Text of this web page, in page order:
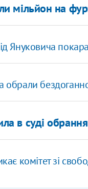
мільйон на
Януковича
обрали
в суді
комітет зі